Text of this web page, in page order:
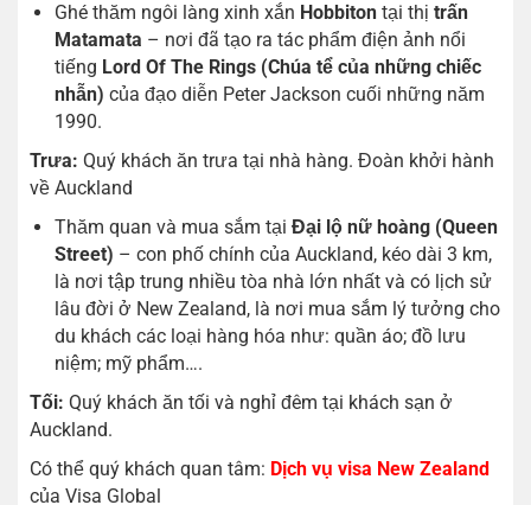
Ghé thăm ngôi làng xinh xắn Hobbitontại thị trấn
Matamata – nơi đã tạo ra tác phẩm điện ảnh nổi
tiếng Lord Of The Rings (Chúa tể của những chiếc
nhẫn) của đạo diễn Peter Jackson cuối những năm
1990.
Trưa: Quý khách ăn trưa tại nhà hàng. Đoàn khởi hành
về Auckland
Thăm quan và mua sắm tại Đại lộ nữ hoàng (Queen
Street) – con phố chính của Auckland, kéo dài 3 km,
là nơi tập trung nhiều tòa nhà lớn nhất và có lịch sử
lâu đời ở New Zealand, là nơi mua sắm lý tưởng cho
du khách các loại hàng hóa như: quần áo; đồ lưu
niệm; mỹ phẩm….
Tối: Quý khách ăn tối và nghỉ đêm tại khách sạn ở
Auckland.
Có thể quý khách quan tâm: Dịch vụ visa New Zealand
của Visa Global